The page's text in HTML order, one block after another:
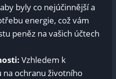
byly co nejúčinnější a
energie, což vám
peněz na vašich účtech
Vzhledem k
ochranu životního